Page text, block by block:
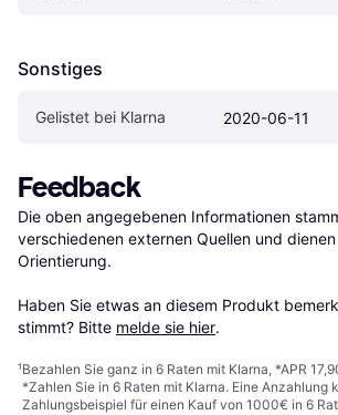
Sonstiges
Gelistet bei Klarna 2020-06-11
Feedback
Die oben angegebenen Informationen
verschiedenen externen Quellen und
Orientierung.
Haben Sie etwas an diesem Produkt
stimmt? Bitte melde sie hier.
¹Bezahlen Sie ganz in 6 Raten mit Klarna, *APR
*Zahlen Sie in 6 Raten mit Klarna. Eine Anzahlung
Zahlungsbeispiel für einen Kauf von 1000€ in 6